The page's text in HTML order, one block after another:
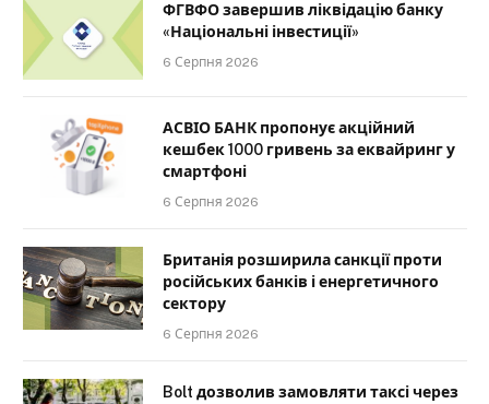
ФГВФО завершив ліквідацію банку
«Національні інвестиції»
6 Серпня 2026
АСВІО БАНК пропонує акційний
кешбек 1000 гривень за еквайринг у
смартфоні
6 Серпня 2026
Британія розширила санкції проти
російських банків і енергетичного
сектору
6 Серпня 2026
Bolt дозволив замовляти таксі через